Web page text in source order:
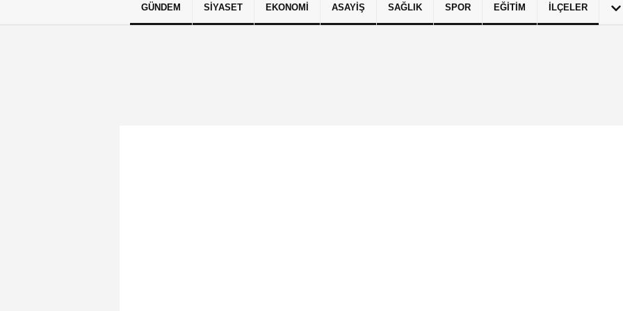
Künye İletişim Çerez Politikası Gizlilik İlkeleri
GÜNDEM SIYASET EKONOMI ASAYIŞ SAĞLIK SPOR EĞITIM İLÇELER